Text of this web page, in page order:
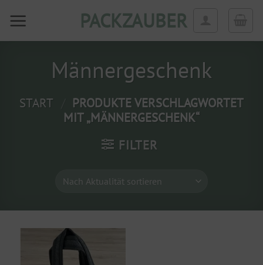
Inhalt
PACKZAUBER
Männergeschenk
START
PRODUKTE VERSCHLAGWORTET
MIT „MÄNNERGESCHENK“
FILTER